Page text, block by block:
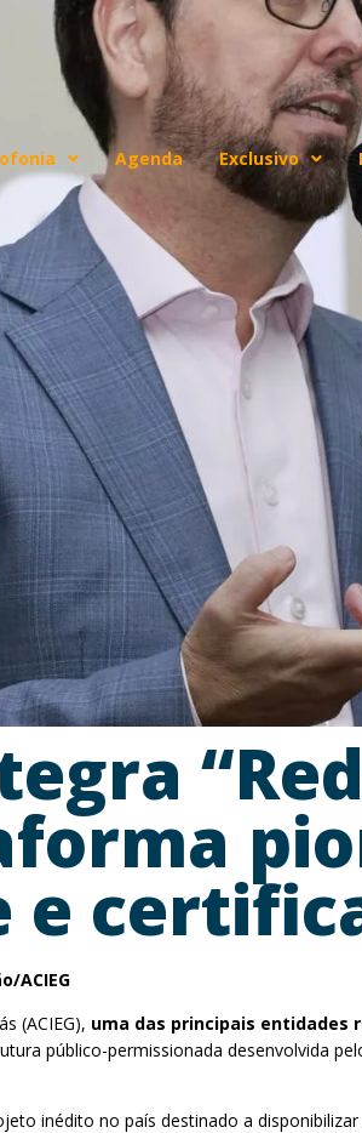
Agenda Exclusivo
ACIEG
(ACIEG), uma das principais entidades
público-permissionada desenvolvida
inédito no país destinado a